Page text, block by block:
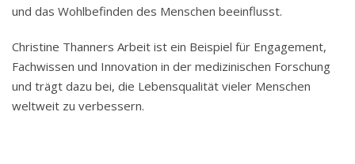
und das Wohlbefinden des Menschen beeinflusst.
Christine Thanners Arbeit ist ein Beispiel für Engagement,
Fachwissen und Innovation in der medizinischen Forschung
und trägt dazu bei, die Lebensqualität vieler Menschen
weltweit zu verbessern.